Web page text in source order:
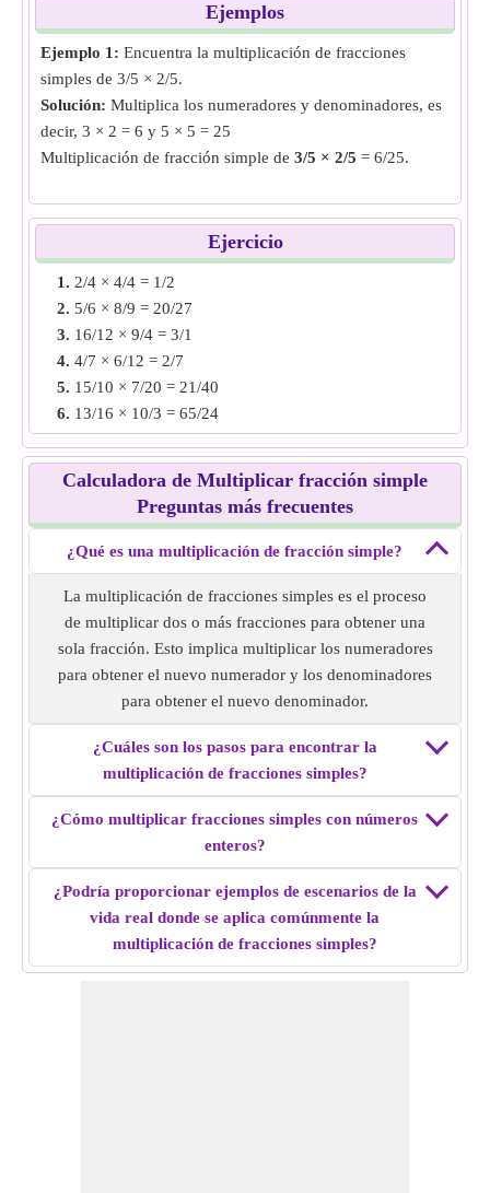
Ejemplos
Ejemplo 1: Encuentra la multiplicación de fracciones
simples de 3/5 × 2/5.
Solución: Multiplica los numeradores y denominadores, es
decir, 3 × 2 = 6 y 5 × 5 = 25
Multiplicación de fracción simple de 3/5 × 2/5 = 6/25.
Ejemplo 2:Encuentra la multiplicación de fracciones
Solución:Multiplica los numeradores y denominadores, es
decir, 8 × 6 = 48 y 10 × 12 = 120
Reducir fracción a su forma más simple, es decir, 48/120 =
2/5
Multiplicación de fracción simple de
Ejemplo 3: Encuentra la multiplicación de fracciones
simples de 14/20 × 5/9.
Solución:
Multiplica los numeradores y denominadores, es
decir, 14 × 5 = 70 y 20. × 9 = 180
Reducir la fracción a su forma más simple, es decir, 70/180
= 7/18
Multiplicación de fracción simple de14/20 × 5/9= 7/18.
Ejemplo 4:Encuentra la multiplicación de fracciones
simples de 11/12 × 7/8.
Solución:Multiplica los numeradores y denominadores, es
decir, 11 × 7 = 77 y 12 × 8 = 96
Encuentra la multiplicación de fracciones
simples de 15/7 × 12/9.
Multiplica los numeradores y denominadores, es
decir, 15 × 12 = 180 y 7 × 9 = 63
Reducir la fracción a su forma más simple, es decir, 180/63
Multiplicación de fracción simple de15/7 × 12/9= 20/7.
Ejercicio
1. 2/4 × 4/4 = 1/2
2. 5/6 × 8/9 = 20/27
3. 16/12 × 9/4 = 3/1
4. 4/7 × 6/12 = 2/7
5. 15/10 × 7/20 = 21/40
6. 13/16 × 10/3 = 65/24
7.12/16 × 5/13 = 15/52
8.5/7 × 6/11 = 30/77
9.11/12 × 6/7 = 11/14
4/8 × 12/9 = 2/3
Calculadora de Multiplicar fracción simple
Preguntas más frecuentes
¿Qué es una multiplicación de fracción simple?
La multiplicación de fracciones simples es el proceso
de multiplicar dos o más fracciones para obtener una
sola fracción. Esto implica multiplicar los numeradores
para obtener el nuevo numerador y los denominadores
para obtener el nuevo denominador.
¿Cuáles son los pasos para encontrar la
multiplicación de fracciones simples?
¿Cómo multiplicar fracciones simples con números
enteros?
¿Podría proporcionar ejemplos de escenarios de la
vida real donde se aplica comúnmente la
multiplicación de fracciones simples?